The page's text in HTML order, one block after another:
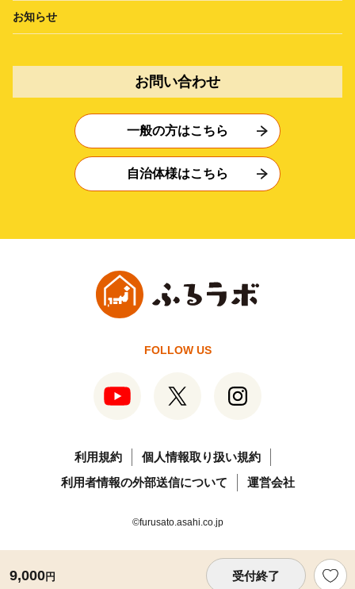
9,000円 受付終了
お知らせ
お問い合わせ
一般の方はこちら
自治体様はこちら
FOLLOW US
利用規約
個人情報取り扱い規約
利用者情報の外部送信について
運営会社
©furusato.asahi.co.jp